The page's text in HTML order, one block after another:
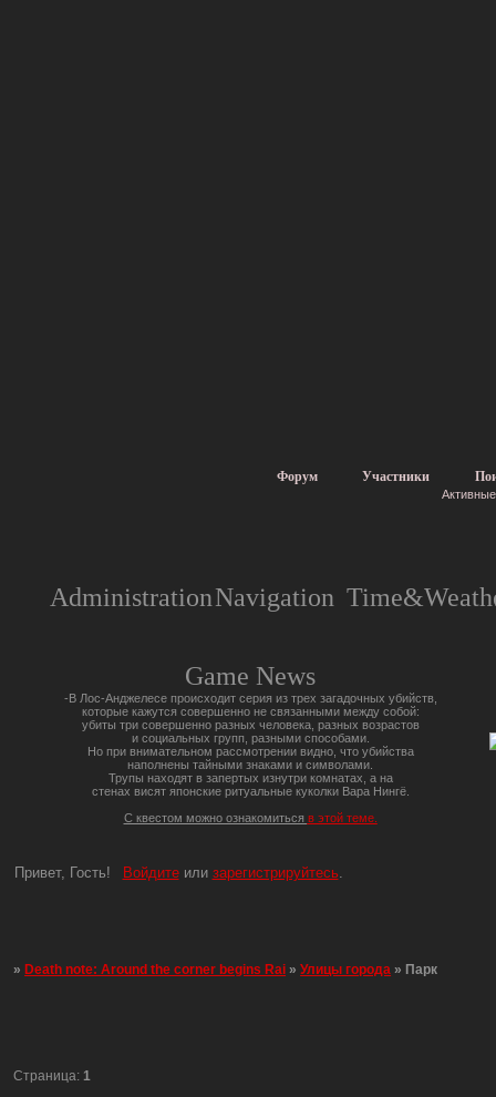
Форум Участники
AdministrationNavigation
Game News
-В Лос-Анджелесе происходит серия из трех загадочных убийств,
которые кажутся совершенно не связанными между собой:
убиты три совершенно разных человека, разных возрастов
и социальных групп, разными способами.
Но при внимательном рассмотрении видно, что убийства
наполнены тайными знаками и символами.
Трупы находят в запертых изнутри комнатах, а на
стенах висят японские ритуальные куколки Вара Нингё.
С квестом можно ознакомиться в этой теме.
Привет, Гость! Войдитеили зарегистрируйтесь.
»Death note: Around the corner begins Rai »Улицы города » Парк
Страница: 1